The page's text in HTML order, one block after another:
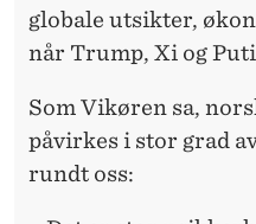
globale utsikter,
når Trump, Xi og
Som Vikøren sa,
påvirkes i stor grad
rundt oss: